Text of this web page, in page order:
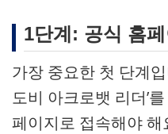
1단계: 공식 홈페
가장 중요한 첫 단계
도비 아크로뱃 리더’
페이지로 접속해야 해